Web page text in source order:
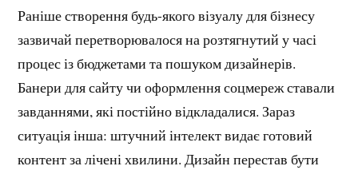
Раніше створення будь-якого візуалу для бізнесу
зазвичай перетворювалося на розтягнутий у часі
процес із бюджетами та пошуком дизайнерів.
Банери для сайту чи оформлення соцмереж ставали
завданнями, які постійно відкладалися. Зараз
ситуація інша: штучний інтелект видає готовий
контент за лічені хвилини. Дизайн перестав бути